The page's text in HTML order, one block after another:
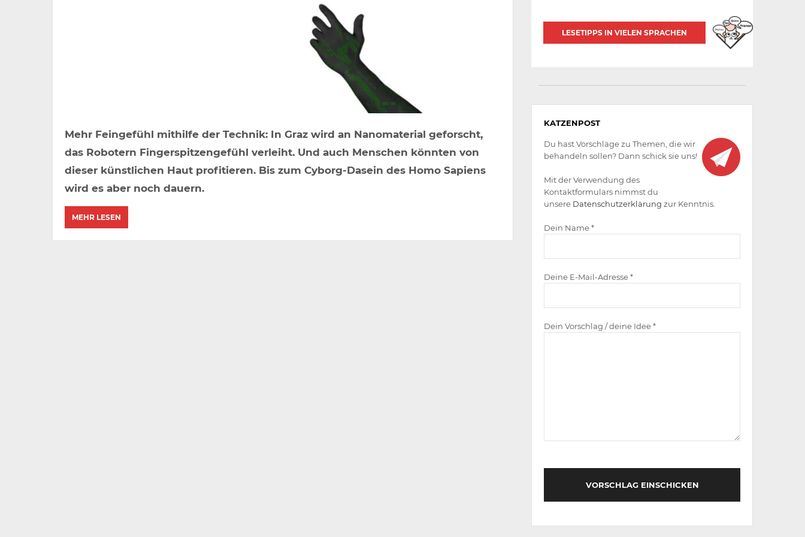
Mehr Feingefühl mithilfe der Technik: In Graz wird an Nanomaterial geforscht,
das Robotern Fingerspitzengefühl verleiht. Und auch Menschen könnten von
dieser künstlichen Haut profitieren. Bis zum Cyborg-Dasein des Homo Sapiens
wird es aber noch dauern.
MEHR LESEN
LESETIPPS IN VIELEN SPRACHEN
werden
KATZENPOST
Du hast Vorschläge zu Themen, die wir
behandeln sollen? Dann schick sie uns!
Mit der Verwendung des
Kontaktformulars nimmst du
unsere Datenschutzerklärung zur Kenntnis.
Dein Name *
Deine E-Mail-Adresse *
Dein Vorschlag / deine Idee *